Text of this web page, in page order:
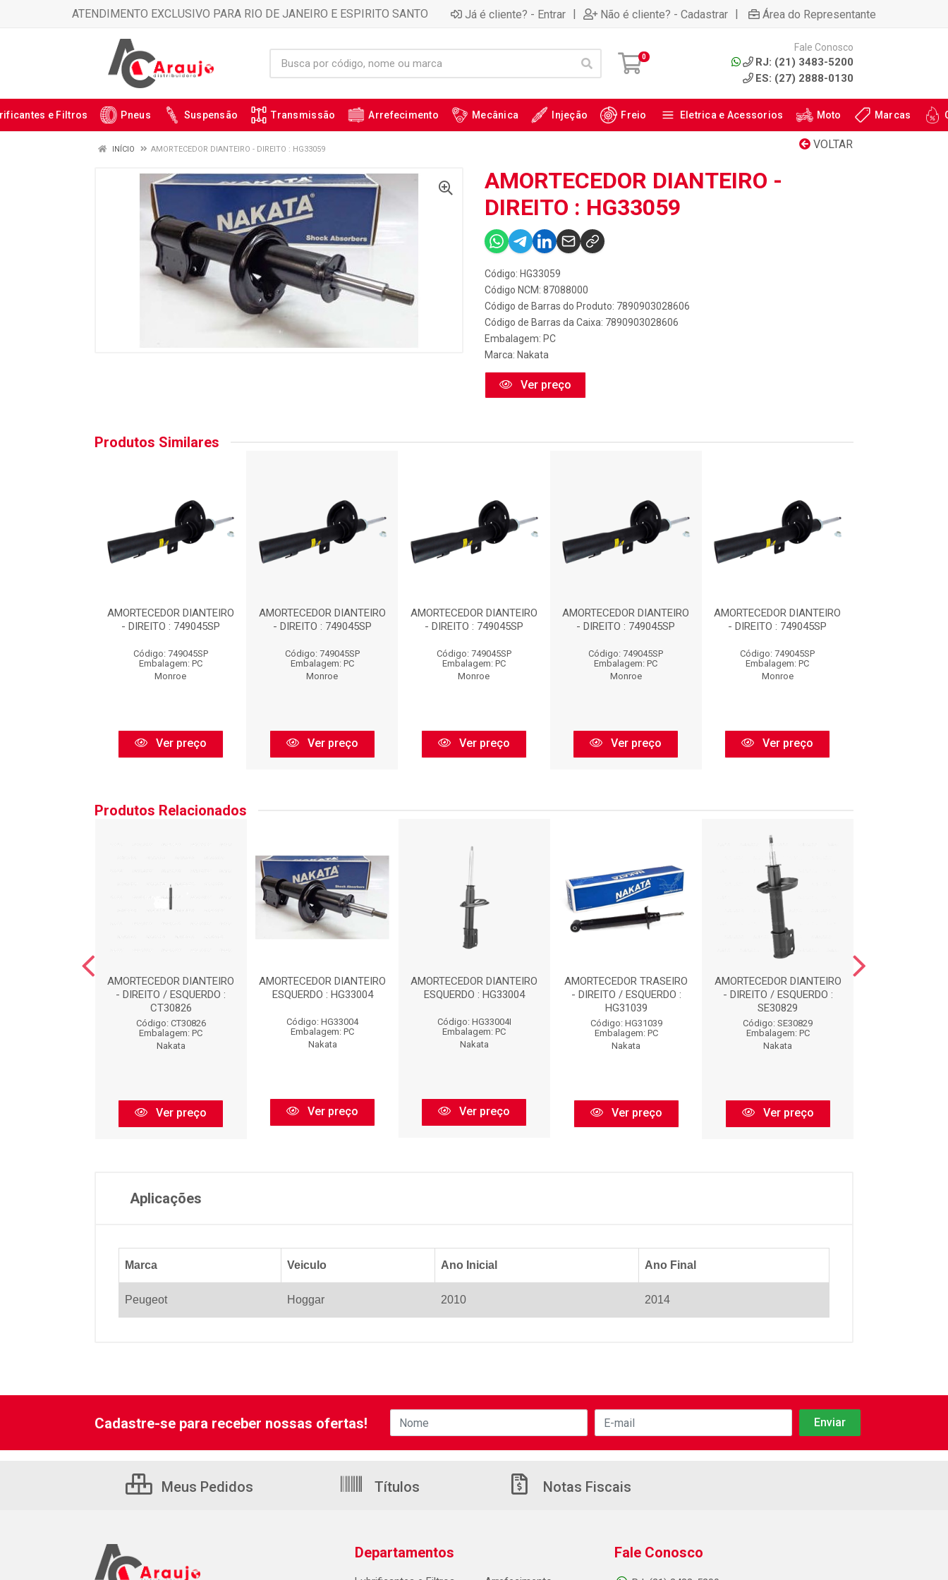
ATENDIMENTO EXCLUSIVO PARA RIO DE JANEIRO E ESPIRITO SANTO Já é cliente? - Entrar | Não é cliente? - Cadastrar | Área do Representante
0
Fale Conosco
RJ: (21) 3483-5200
ES: (27) 2888-0130
e Filtros Pneus Suspensão Transmissão Arrefecimento Mecânica Injeção Freio Eletrica e Acessorios Moto Marcas
VOLTAR
INÍCIO AMORTECEDOR DIANTEIRO - DIREITO : HG33059
AMORTECEDOR DIANTEIRO -
DIREITO : HG33059
Código: HG33059
Código NCM: 87088000
Código de Barras do Produto: 7890903028606
Código de Barras da Caixa: 7890903028606
Embalagem: PC
Marca: Nakata
Ver preço
Produtos Similares
AMORTECEDOR DIANTEIRO
- DIREITO : 749045SP
Código: 749045SP
Embalagem: PC
Monroe
Ver preço
AMORTECEDOR DIANTEIRO
- DIREITO : 749045SP
Código: 749045SP
Embalagem: PC
Monroe
Ver preço
AMORTECEDOR DIANTEIRO
- DIREITO : 749045SP
Código: 749045SP
Embalagem: PC
Monroe
Ver preço
AMORTECEDOR DIANTEIRO
- DIREITO : 749045SP
Código: 749045SP
Embalagem: PC
Monroe
Ver preço
AMORTECEDOR DIANTEIRO
- DIREITO : 749045SP
Código: 749045SP
Embalagem: PC
Monroe
Ver preço
Produtos Relacionados
AMORTECEDOR DIANTEIRO
- DIREITO / ESQUERDO :
CT30826
Código: CT30826
Embalagem: PC
Nakata
Ver preço
AMORTECEDOR DIANTEIRO
ESQUERDO : HG33004
Código: HG33004
Embalagem: PC
Nakata
Ver preço
AMORTECEDOR DIANTEIRO
ESQUERDO : HG33004
Código: HG33004I
Embalagem: PC
Nakata
Ver preço
AMORTECEDOR TRASEIRO
- DIREITO / ESQUERDO :
HG31039
Código: HG31039
Embalagem: PC
Nakata
Ver preço
AMORTECEDOR DIANTEIRO
- DIREITO / ESQUERDO :
SE30829
Código: SE30829
Embalagem: PC
Nakata
Ver preço
Aplicações
Marca Veiculo Ano Inicial Ano Final
Peugeot Hoggar 2010 2014
Cadastre-se para receber nossas ofertas!
Meus Pedidos Títulos Notas Fiscais
Departamentos Fale Conosco